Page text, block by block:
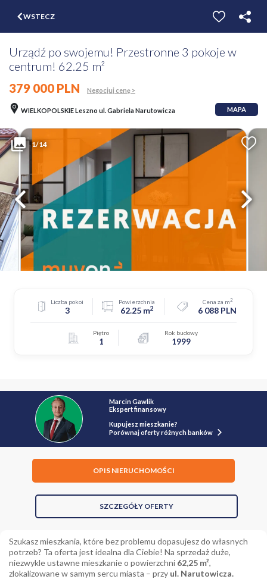
WSTECZ
Urządź po swojemu! Przestronne 3 pokoje w
centrum! 62.25 m²
379 000 PLN
Negocjuj cenę >
WIELKOPOLSKIE Leszno ul. Gabriela Narutowicza MAPA
1/14
Liczba pokoi
3
Powierzchnia
62.25 m2
Cena za m2
6 088 PLN
Piętro
1
Rok budowy
1999
Marcin Gawlik
Ekspert finansowy
Kupujesz mieszkanie?
Porównaj oferty różnych banków
OPIS NIERUCHOMOŚCI
SZCZEGÓŁY OFERTY
Szukasz mieszkania, które bez problemu dopasujesz do własnych
potrzeb? Ta oferta jest idealna dla Ciebie! Na sprzedaż duże,
niezwykle ustawne mieszkanie o powierzchni 62,25 m²,
zlokalizowane w samym sercu miasta – przy ul. Narutowicza.